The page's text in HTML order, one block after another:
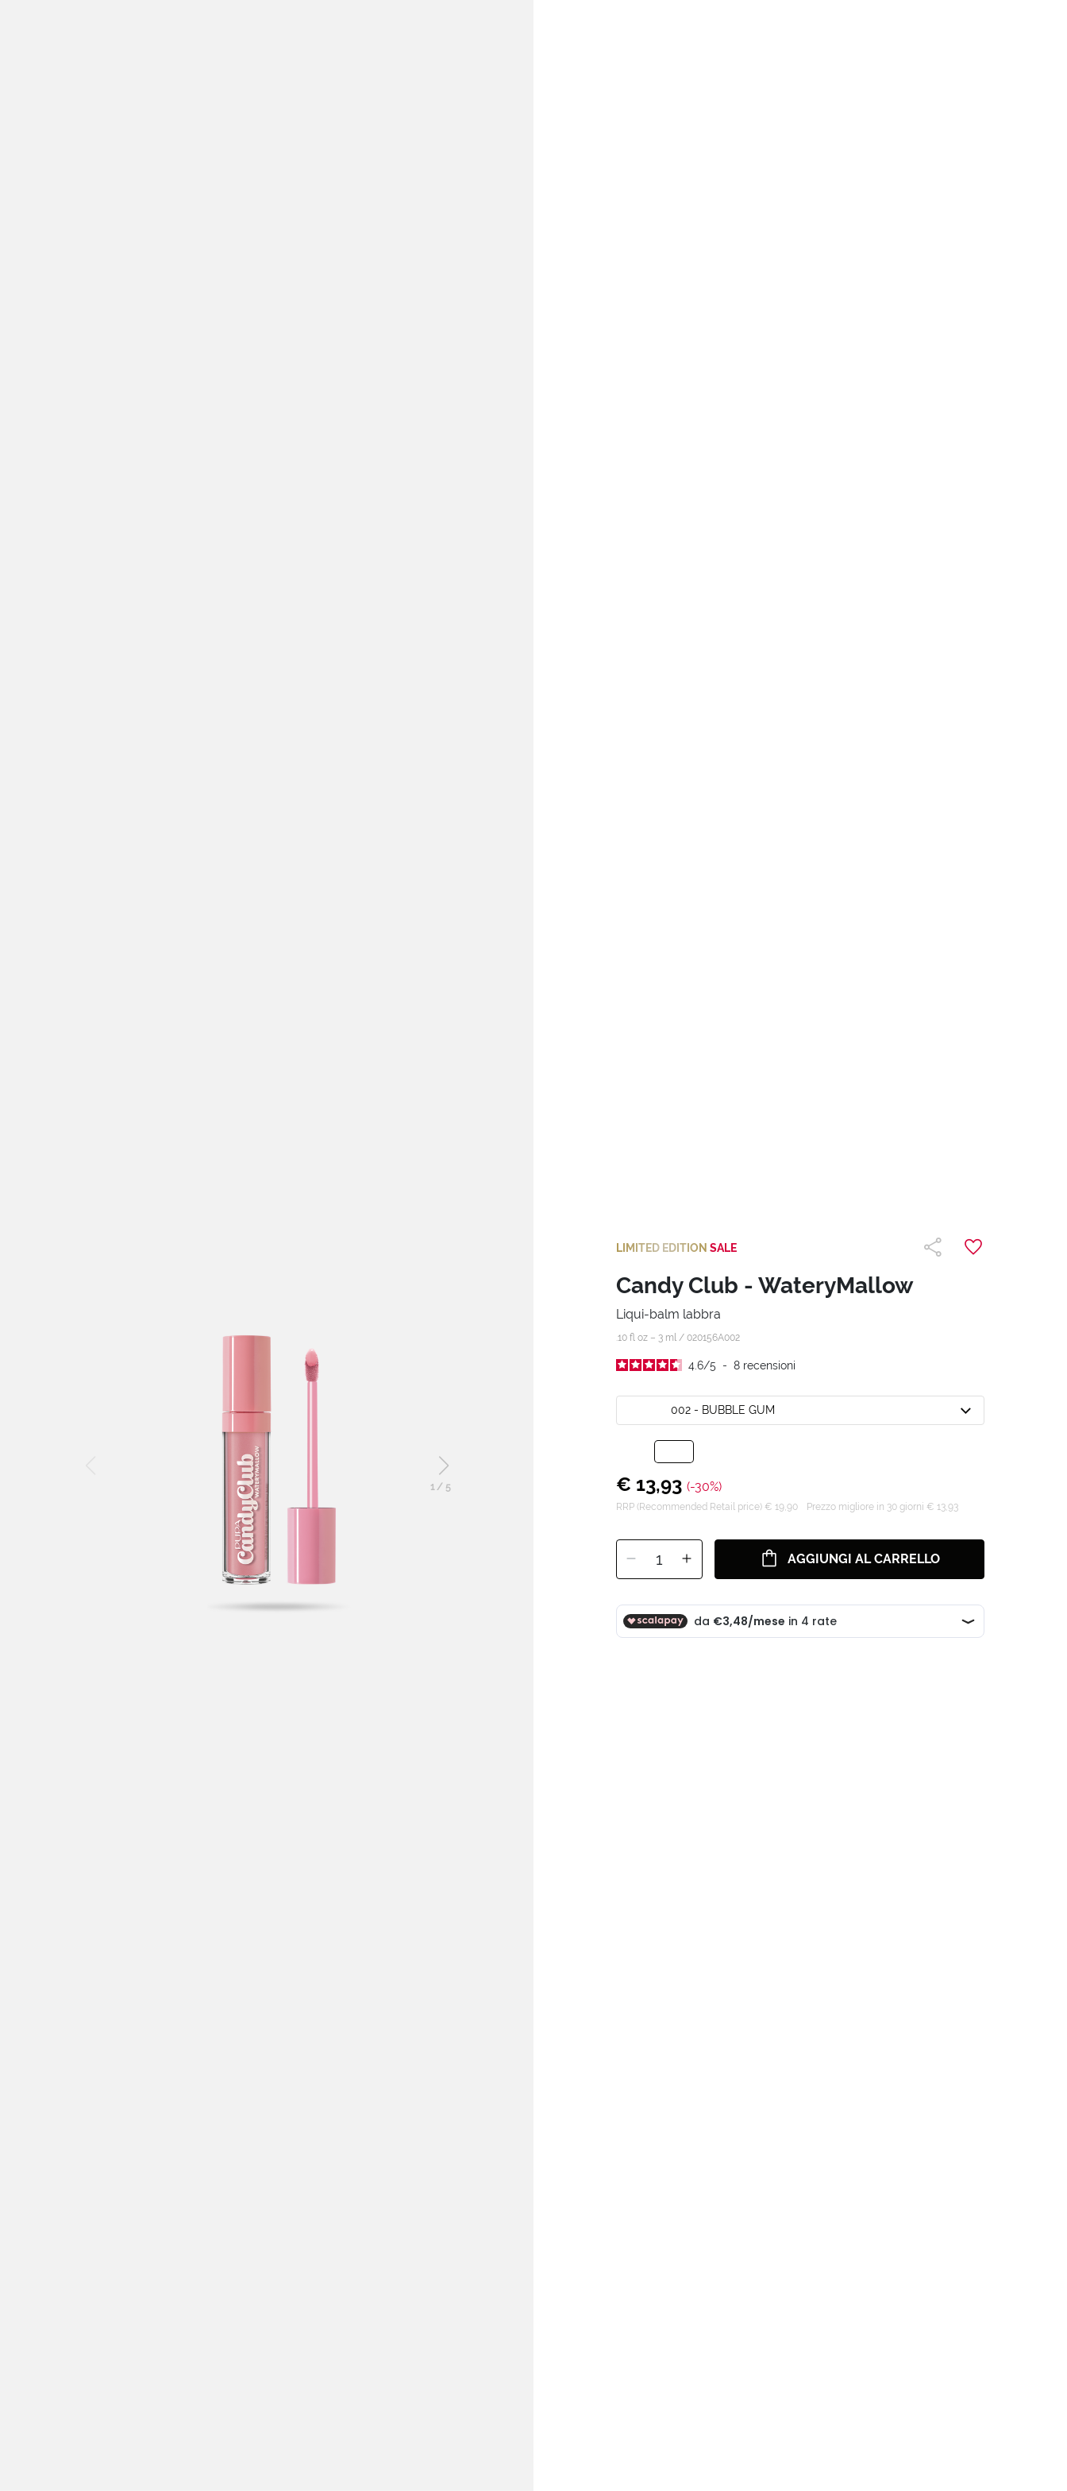
1/ 5
LIMITED EDITION SALE
Candy Club - WateryMallow
Liqui-balm labbra
.10 fl oz – 3 ml / 020156A002
4.6/5 - 8 recensioni
002 - BUBBLE GUM
€ 13,93 (-30%)
RRP (Recommended Retail price) € 19,90 Prezzo migliore in 30 giorni € 13,93
1 AGGIUNGI AL CARRELLO